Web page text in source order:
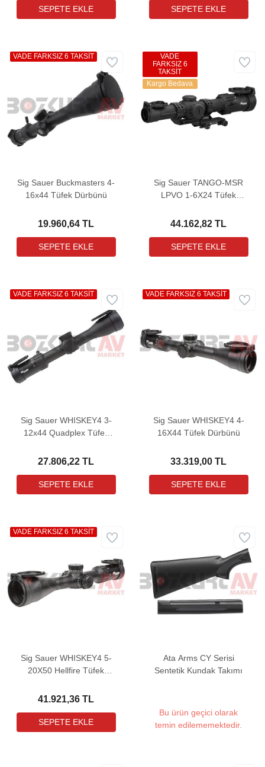
Sig Sauer Buckmasters 4-
16x44 Tüfek Dürbünü
19.960,64 TL
VADE FARKSIZ 6 TAKSİT
Sig Sauer TANGO-MSR
LPVO 1-6X24 Tüfek
44.162,82 TL
VADE
FARKSIZ 6
TAKSİT
Kargo Bedava
Sig Sauer WHISKEY4 3-
12x44 Quadplex Tüfek
27.806,22 TL
VADE FARKSIZ 6 TAKSİT
Sig Sauer WHISKEY4 4-
16X44 Tüfek Dürbünü
33.319,00 TL
VADE FARKSIZ 6 TAKSİT
Sig Sauer WHISKEY4 5-
20X50 Hellfire Tüfek
41.921,36 TL
VADE FARKSIZ 6 TAKSİT
Ata Arms CY Serisi
Sentetik Kundak Takımı
Bu ürün geçici olarak
temin edilememektedir.